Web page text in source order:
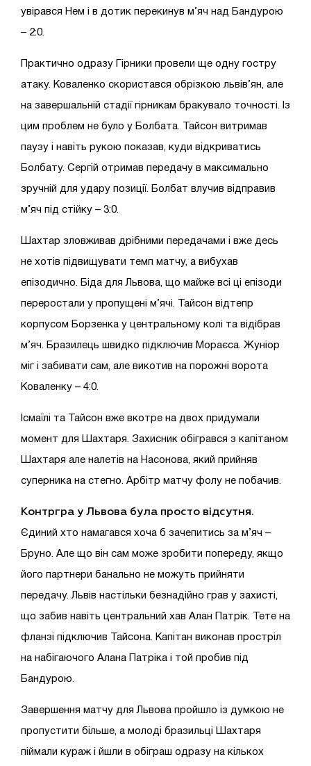
увірався Нем і в дотик перекинув м’яч над Бандурою
– 2:0.
Практично одразу Гірники провели ще одну гостру
атаку. Коваленко скористався обрізкою львів’ян, але
на завершальній стадії гірникам бракувало точності. Із
цим проблем не було у Болбата. Тайсон витримав
паузу і навіть рукою показав, куди відкриватись
Болбату. Сергій отримав передачу в максимально
зручній для удару позиції. Болбат влучив відправив
м’яч під стійку – 3:0.
Шахтар зловживав дрібними передачами і вже десь
не хотів підвищувати темп матчу, а вибухав
епізодично. Біда для Львова, що майже всі ці епізоди
переростали у пропущені м’ячі. Тайсон відтепр
корпусом Борзенка у центральному колі та відібрав
м’яч. Бразилець швидко підключив Мораєса. Жуніор
міг і забивати сам, але викотив на порожні ворота
Коваленку – 4:0.
Ісмаїлі та Тайсон вже вкотре на двох придумали
момент для Шахтаря. Захисник обігрався з капітаном
Шахтаря але налетів на Насонова, який прийняв
суперника на стегно. Арбітр матчу фолу не побачив.
Контргра у Львова була просто відсутня.
Єдиний хто намагався хоча б зачепитись за м’яч –
Бруно. Але що він сам може зробити попереду, якщо
його партнери банально не можуть прийняти
передачу. Львів настільки безнадійно грав у захисті,
що забив навіть центральний хав Алан Патрік. Тете на
фланзі підключив Тайсона. Капітан виконав простріл
на набігаючого Алана Патріка і той пробив під
Бандурою.
Завершення матчу для Львова пройшло із думкою не
пропустити більше, а молоді бразильці Шахтаря
піймали кураж і йшли в обіграш одразу на кількох